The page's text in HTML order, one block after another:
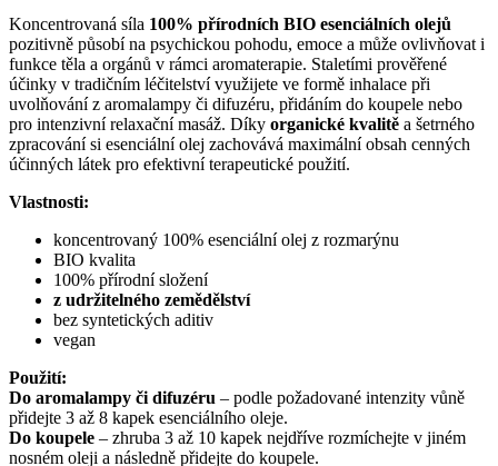
Koncentrovaná síla 100% přírodních BIO esenciálních olejů
pozitivně působí na psychickou pohodu, emoce a může ovlivňovat i
funkce těla a orgánů v rámci aromaterapie. Staletími prověřené
účinky v tradičním léčitelství využijete ve formě inhalace při
uvolňování z aromalampy či difuzéru, přidáním do koupele nebo
pro intenzivní relaxační masáž. Díky organické kvalitě a šetrného
zpracování si esenciální olej zachovává maximální obsah cenných
účinných látek pro efektivní terapeutické použití.
Vlastnosti:
koncentrovaný 100% esenciální olej z rozmarýnu
BIO kvalita
100% přírodní složení
z udržitelného zemědělství
bez syntetických aditiv
vegan
Použití:
Do aromalampy či difuzéru –⁠ podle požadované intenzity vůně
přidejte 3 až 8 kapek esenciálního oleje.
Do koupele –⁠ zhruba 3 až 10 kapek nejdříve rozmíchejte v jiném
nosném oleji a následně přidejte do koupele.